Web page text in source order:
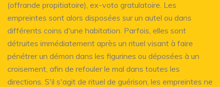
(offrande propitiatoire), ex-voto gratulatoire. Les
empreintes sont alors disposées sur un autel ou dans
différents coins d'une habitation. Parfois, elles sont
détruites immédiatement après un rituel visant à faire
pénétrer un démon dans les figurines ou déposées à un
croisement, afin de refouler le mal dans toutes les
directions. S'il s'agit de rituel de guérison, les empreintes ne